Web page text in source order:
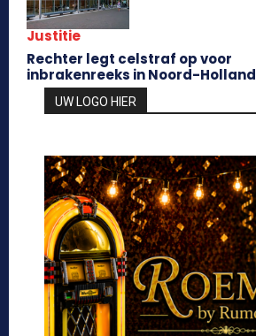
Justitie
Rechter legt celstraf op voor
inbrakenreeks in Noord-Holland
UW LOGO HIER